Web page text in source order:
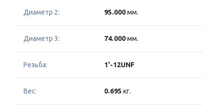
Диаметр 2: 95.000мм.
Диаметр 3: 74.000мм.
Резьба: 1'-12UNF
Вес: 0.695 кг.